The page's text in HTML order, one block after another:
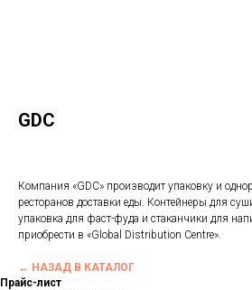
GDC
Компания «GDC» производит упаковку и
ресторанов доставки еды. Контейнеры для
упаковка для фаст-фуда и стаканчики для
приобрести в «Global Distribution Centre».
← НАЗАД В КАТАЛОГ
Прайс-лист